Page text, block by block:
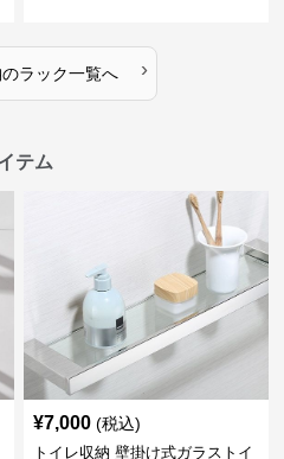
のラック一覧へ ›
テム
¥7,000 (税込)
トイレ収納 壁掛け式ガラストイ